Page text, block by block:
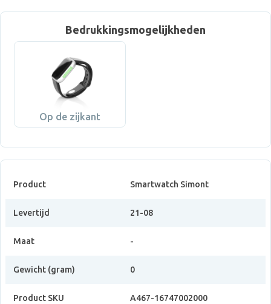
Bedrukkingsmogelijkheden
Op de zijkant
Product Smartwatch Simont
Levertijd 21-08
Maat -
Gewicht (gram) 0
Product SKU A467-16747002000